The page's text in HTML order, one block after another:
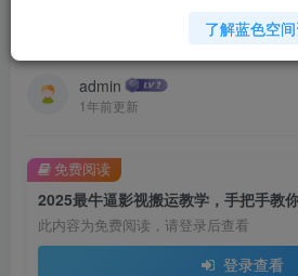
2025最牛逼影视搬运教学，
发到各大平台，挣创作者分成计
admin
1年前更新
此内容为免费阅读，请登录后查看
登录查看
免费阅读
了解蓝色空